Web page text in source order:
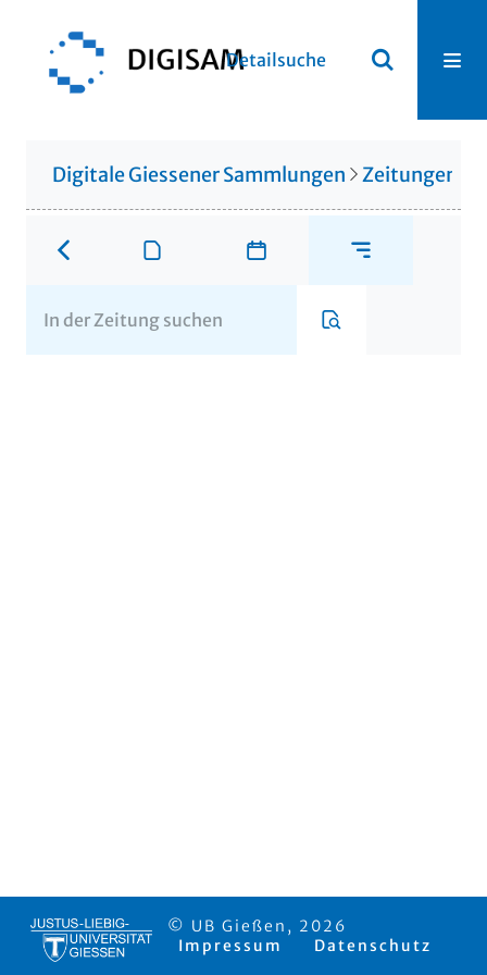
Detailsuche
Digitale Giessener Sammlungen Zeitungen
© UB Gießen, 2026
Impressum
Datenschutz